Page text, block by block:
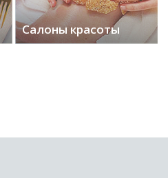
Салоны красоты